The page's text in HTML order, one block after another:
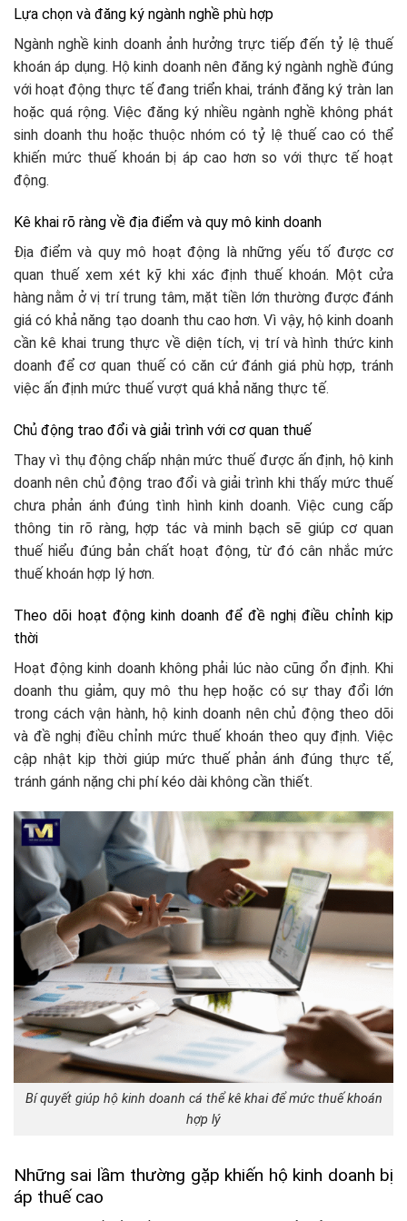
Lựa chọn và đăng ký ngành nghề phù hợp
Ngành nghề kinh doanh ảnh hưởng trực tiếp đến tỷ lệ thuế
khoán áp dụng. Hộ kinh doanh nên đăng ký ngành nghề đúng
với hoạt động thực tế đang triển khai, tránh đăng ký tràn lan
hoặc quá rộng. Việc đăng ký nhiều ngành nghề không phát
sinh doanh thu hoặc thuộc nhóm có tỷ lệ thuế cao có thể
khiến mức thuế khoán bị áp cao hơn so với thực tế hoạt
động.
Kê khai rõ ràng về địa điểm và quy mô kinh doanh
Địa điểm và quy mô hoạt động là những yếu tố được cơ
quan thuế xem xét kỹ khi xác định thuế khoán. Một cửa
hàng nằm ở vị trí trung tâm, mặt tiền lớn thường được đánh
giá có khả năng tạo doanh thu cao hơn. Vì vậy, hộ kinh doanh
cần kê khai trung thực về diện tích, vị trí và hình thức kinh
doanh để cơ quan thuế có căn cứ đánh giá phù hợp, tránh
việc ấn định mức thuế vượt quá khả năng thực tế.
Chủ động trao đổi và giải trình với cơ quan thuế
Thay vì thụ động chấp nhận mức thuế được ấn định, hộ kinh
doanh nên chủ động trao đổi và giải trình khi thấy mức thuế
chưa phản ánh đúng tình hình kinh doanh. Việc cung cấp
thông tin rõ ràng, hợp tác và minh bạch sẽ giúp cơ quan
thuế hiểu đúng bản chất hoạt động, từ đó cân nhắc mức
thuế khoán hợp lý hơn.
Theo dõi hoạt động kinh doanh để đề nghị điều chỉnh kịp
thời
Hoạt động kinh doanh không phải lúc nào cũng ổn định. Khi
doanh thu giảm, quy mô thu hẹp hoặc có sự thay đổi lớn
trong cách vận hành, hộ kinh doanh nên chủ động theo dõi
và đề nghị điều chỉnh mức thuế khoán theo quy định. Việc
cập nhật kịp thời giúp mức thuế phản ánh đúng thực tế,
tránh gánh nặng chi phí kéo dài không cần thiết.
Bí quyết giúp hộ kinh doanh cá thể kê khai để mức thuế khoán
hợp lý
Những sai lầm thường gặp khiến hộ kinh doanh bị
áp thuế cao